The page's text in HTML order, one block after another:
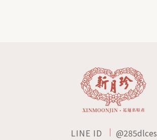
LINE ID
@285dlces